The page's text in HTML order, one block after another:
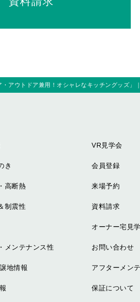
・アウトドア兼用！オシャレなキッチングッズ
き
高断熱
制震性
メンテナンス性
地情報
VR見学会
会員登録
来場予約
資料請求
オーナー宅見
お問い合わせ
アフターメン
保証について